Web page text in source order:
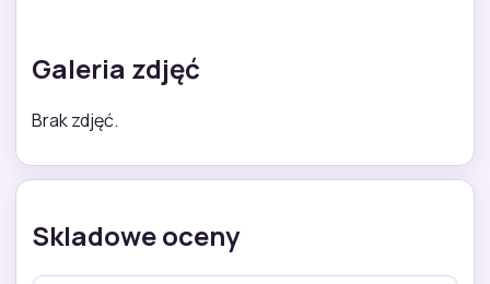
Galeria zdjęć
Brak zdjęć.
Skladowe oceny